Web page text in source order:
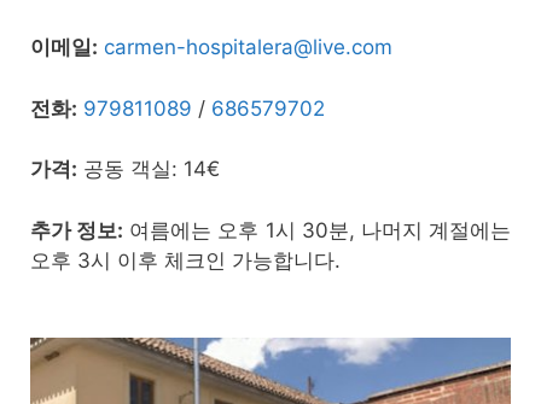
이메일: carmen-hospitalera@live.com
전화: 979811089 / 686579702
가격: 공동 객실: 14€
추가 정보: 여름에는 오후 1시 30분, 나머지 계절에는
오후 3시 이후 체크인 가능합니다.